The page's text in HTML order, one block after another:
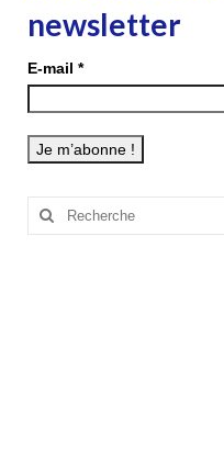
newsletter
E-mail *
Rechercher